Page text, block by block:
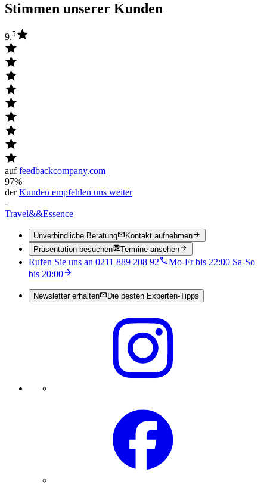
Stimmen unserer Kunden
9.5
auffeedbackcompany.com
97%
derKunden empfehlen uns weiter
-
Travel&&Essence
Unverbindliche Beratung
Kontakt aufnehmen
Präsentation besuchen
Termine ansehen
Rufen Sie uns an 0211 889 208 92
Mo-Fr bis 22:00 Sa-So
bis 20:00
Newsletter erhalten Die besten Experten-Tipps